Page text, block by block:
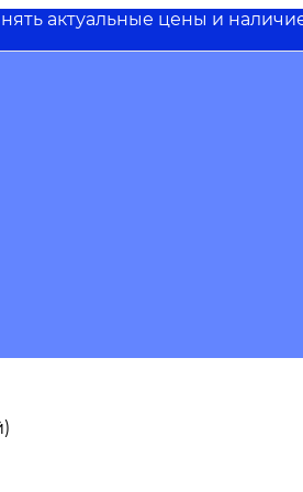
актуальные цены и